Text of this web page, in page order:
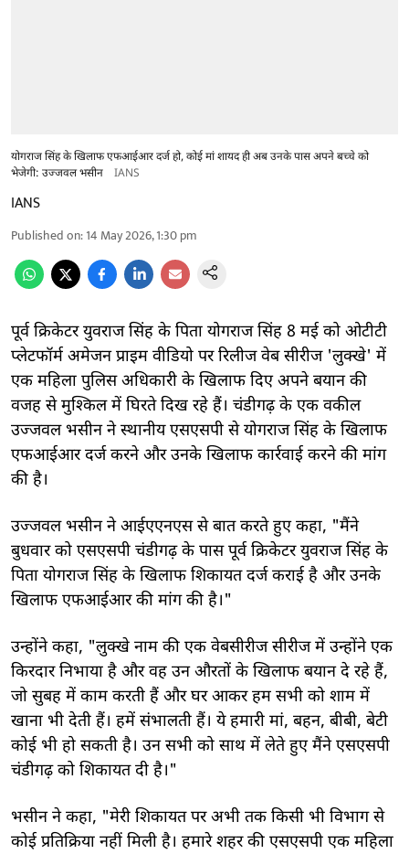
योगराज सिंह के खिलाफ एफआईआर दर्ज हो, कोई मां शायद ही अब उनके पास अपने बच्चे को
भेजेगी: उज्जवल भसीन
IANS
IANS
Published on:14 May 2026, 1:30 pm
पूर्व क्रिकेटर युवराज सिंह के पिता योगराज सिंह 8 मई को ओटीटी
प्लेटफॉर्म अमेजन प्राइम वीडियो पर रिलीज वेब सीरीज 'लुक्‍खे' में
एक महिला पुलिस अधिकारी के खिलाफ दिए अपने बयान की
वजह से मुश्किल में घिरते दिख रहे हैं। चंडीगढ़ के एक वकील
उज्जवल भसीन ने स्थानीय एसएसपी से योगराज सिंह के खिलाफ
एफआईआर दर्ज करने और उनके खिलाफ कार्रवाई करने की मांग
की है।
उज्जवल भसीन ने आईएएनएस से बात करते हुए कहा, "मैंने
बुधवार को एसएसपी चंडीगढ़ के पास पूर्व क्रिकेटर युवराज सिंह के
पिता योगराज सिंह के खिलाफ शिकायत दर्ज कराई है और उनके
खिलाफ एफआईआर की मांग की है।"
उन्होंने कहा, "लुक्खे नाम की एक वेबसीरीज सीरीज में उन्होंने एक
किरदार निभाया है और वह उन औरतों के खिलाफ बयान दे रहे हैं,
जो सुबह में काम करती हैं और घर आकर हम सभी को शाम में
खाना भी देती हैं। हमें संभालती हैं। ये हमारी मां, बहन, बीबी, बेटी
कोई भी हो सकती है। उन सभी को साथ में लेते हुए मैंने एसएसपी
चंडीगढ़ को शिकायत दी है।"
भसीन ने कहा, "मेरी शिकायत पर अभी तक किसी भी विभाग से
कोई प्रतिक्रिया नहीं मिली है। हमारे शहर की एसएसपी एक महिला